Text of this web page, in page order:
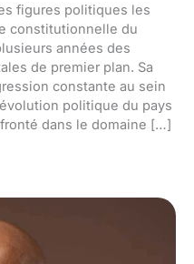
figures politiques les
constitutionnelle du
années des
de premier plan. Sa
constante au sein
politique du pays
dans le domaine […]